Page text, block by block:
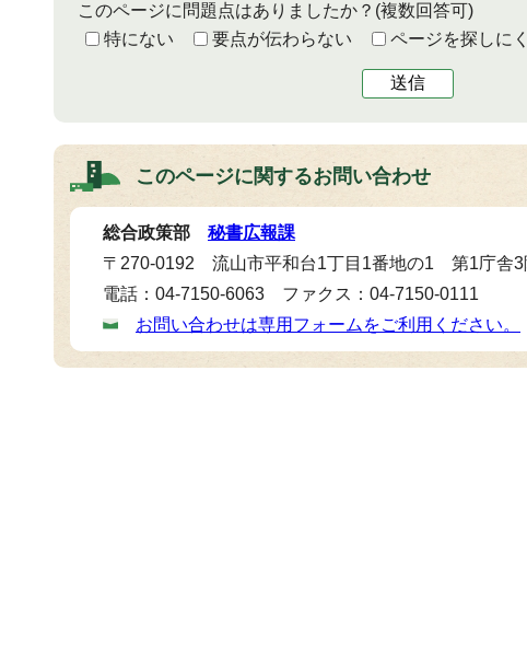
このページに問題点はありましたか？ (複数回答可)
特にない
要点が伝わらない ページを探しに
送信
このページに関するお問い合わせ
総合政策部 秘書広報課
〒270-0192 流山市平和台1丁目1番地の1 第1庁舎3
電話：04-7150-6063 ファクス：04-7150-0111
お問い合わせは専用フォームをご利用ください。